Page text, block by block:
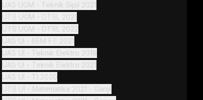
UAS UGM - Teknik Sipil 2021
UTS UGM - DTSL 2021
UTS UGM - DTSL 2022
UAS UI - BEM FT 2021
UAS UI - Teknik Elektro 2019
UAS UI - Teknik Elektro 2021
UAS UI - TI 2020
UTS UI - Matematika 2021 - Ganjil